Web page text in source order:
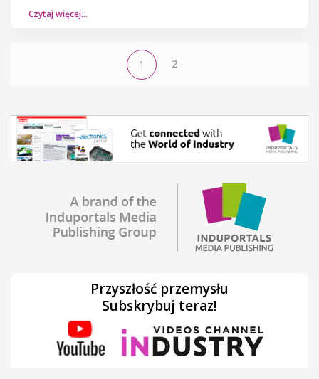
Czytaj więcej…
1 2
Przyszłość przemysłu
Subskrybuj teraz!